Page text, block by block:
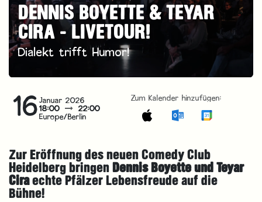
DENNIS BOYETTE & TEYAR
CIRA - LIVETOUR!
Dialekt trifft Humor!
16Januar 2026
18:00 22:00
Europe/Berlin
Zum Kalender hinzufügen:
Zur Eröffnung des neuen Comedy Club
Heidelberg bringenDennis Boyette und Teyar
Ciraechte Pfälzer Lebensfreude auf die
Bühne!